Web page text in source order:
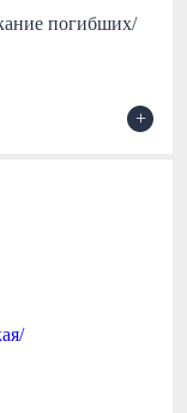
погибших/
+